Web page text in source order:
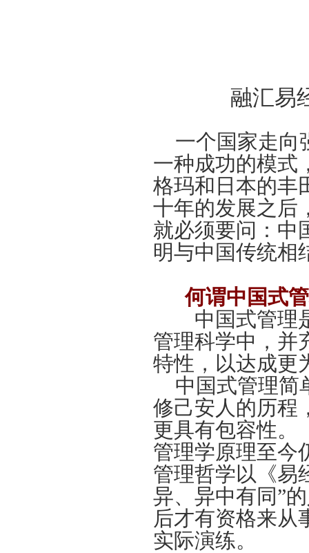
融汇易
一个国家走向
一种成功的模式
格玛和日本的丰
十年的发展之后
就必须要问：中
明与中国传统相
何谓中国式
中国式管理是
管理科学中，并
特性，以达成更
中国式管理简
修己安人的历程
更具有包容性。
管理学原理至今
管理哲学以《易
异、异中有同”
后才有资格来从
实际演练。